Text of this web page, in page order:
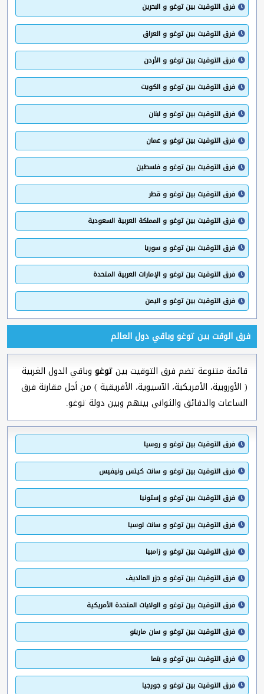
فرق التوقيت بين توغو و البحرين
فرق التوقيت بين توغو و العراق
فرق التوقيت بين توغو و الأردن
فرق التوقيت بين توغو و الكويت
فرق التوقيت بين توغو و لبنان
فرق التوقيت بين توغو و عمان
فرق التوقيت بين توغو و فلسطين
فرق التوقيت بين توغو و قطر
فرق التوقيت بين توغو و المملكة العربية السعودية
فرق التوقيت بين توغو و سوريا
فرق التوقيت بين توغو و الإمارات العربية المتحدة
فرق التوقيت بين توغو و اليمن
فرق الوقت بين توغو وباقي دول العالم
قائمة متنوعة تضم فرق التوقيت بينتوغو وباقي الدول الغربية
( الأوروبية، الأمريكية، الآسيوية، الأفريقية ) من أجل مقارنة فرق
الساعات والدقائق والثواني بينهم وبين دولة توغو.
فرق التوقيت بين توغو و روسيا
فرق التوقيت بين توغو و سانت كيتس ونيفيس
فرق التوقيت بين توغو و إستونيا
فرق التوقيت بين توغو و سانت لوسيا
فرق التوقيت بين توغو و زامبيا
فرق التوقيت بين توغو و جزر المالديف
فرق التوقيت بين توغو و الولايات المتحدة الأمريكية
فرق التوقيت بين توغو و سان مارينو
فرق التوقيت بين توغو و بنما
فرق التوقيت بين توغو و جورجيا